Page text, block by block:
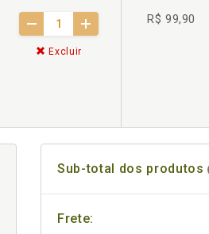
Excluir
R$ 99,90
Sub-total dos produtos
Frete: